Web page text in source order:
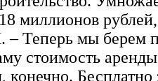
миллионов
Теперь мы берем
стоимость
конечно.